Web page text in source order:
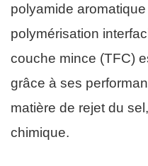
polyamide
polymérisation
couche mince (TFC)
grâce à ses
matière de rejet du
chimique.